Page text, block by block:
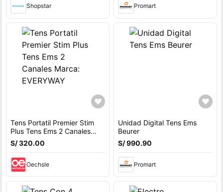
Shopstar Promart
Tens Portatil Premier Stim
Plus Tens Ems 2 Canales
Marca: EVERYWAY
S/ 320.00
Oechsle
Unidad Digital Tens Ems
Beurer
S/ 990.90
Promart